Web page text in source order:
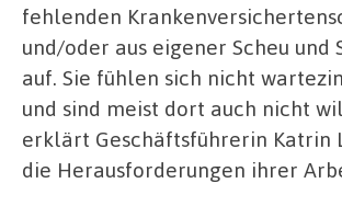
fehlenden
und/oder aus eigener Scheu und
auf. Sie fühlen sich nicht
und sind meist dort auch nicht
erklärt Geschäftsführerin Katrin
die Herausforderungen ihrer